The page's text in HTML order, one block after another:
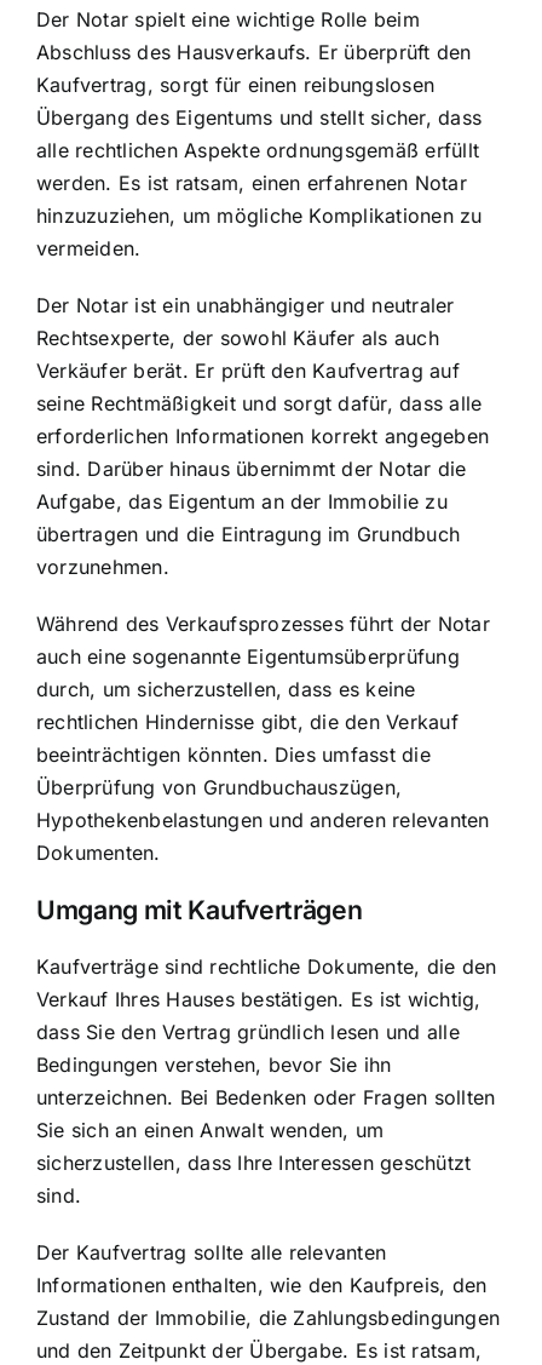
Der Notar spielt eine wichtige Rolle beim
Abschluss des Hausverkaufs. Er überprüft den
Kaufvertrag, sorgt für einen reibungslosen
Übergang des Eigentums und stellt sicher, dass
alle rechtlichen Aspekte ordnungsgemäß erfüllt
werden. Es ist ratsam, einen erfahrenen Notar
hinzuzuziehen, um mögliche Komplikationen zu
vermeiden.
Der Notar ist ein unabhängiger und neutraler
Rechtsexperte, der sowohl Käufer als auch
Verkäufer berät. Er prüft den Kaufvertrag auf
seine Rechtmäßigkeit und sorgt dafür, dass alle
erforderlichen Informationen korrekt angegeben
sind. Darüber hinaus übernimmt der Notar die
Aufgabe, das Eigentum an der Immobilie zu
übertragen und die Eintragung im Grundbuch
vorzunehmen.
Während des Verkaufsprozesses führt der Notar
auch eine sogenannte Eigentumsüberprüfung
durch, um sicherzustellen, dass es keine
rechtlichen Hindernisse gibt, die den Verkauf
beeinträchtigen könnten. Dies umfasst die
Überprüfung von Grundbuchauszügen,
Hypothekenbelastungen und anderen relevanten
Dokumenten.
Umgang mit Kaufverträgen
Kaufverträge sind rechtliche Dokumente, die den
Verkauf Ihres Hauses bestätigen. Es ist wichtig,
dass Sie den Vertrag gründlich lesen und alle
Bedingungen verstehen, bevor Sie ihn
unterzeichnen. Bei Bedenken oder Fragen sollten
Sie sich an einen Anwalt wenden, um
sicherzustellen, dass Ihre Interessen geschützt
sind.
Der Kaufvertrag sollte alle relevanten
Informationen enthalten, wie den Kaufpreis, den
Zustand der Immobilie, die Zahlungsbedingungen
und den Zeitpunkt der Übergabe. Es ist ratsam,